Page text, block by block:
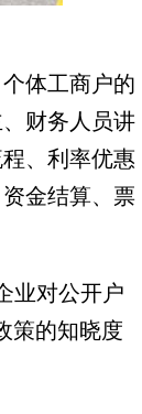
体工商户的
财务人员讲
、利率优惠
金结算、票
业对公开户
策的知晓度